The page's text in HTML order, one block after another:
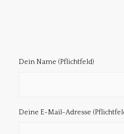
Dein Name (Pflichtfeld)
Deine E-Mail-Adresse